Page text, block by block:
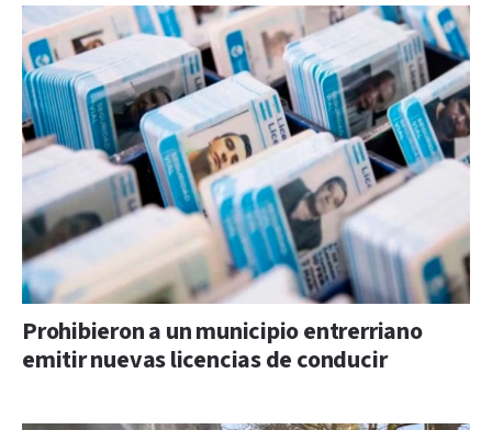
Prohibieron a un municipio entrerriano
emitir nuevas licencias de conducir